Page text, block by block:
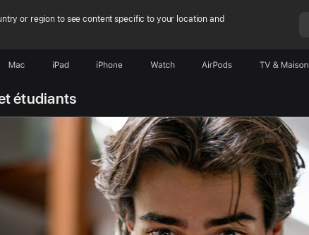
or region to see content specific to your location and
Mac iPad iPhone Watch AirPods TV & Maison
étudiants